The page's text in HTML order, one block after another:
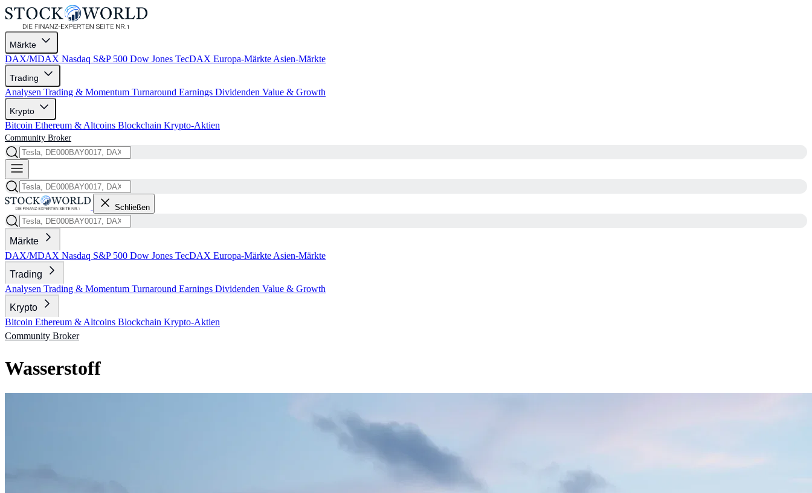
Märkte
DAX/MDAX Nasdaq S&P 500 Dow Jones TecDAX Europa-Märkte Asien-Märkte
Trading
Analysen Trading & Momentum Turnaround Earnings Dividenden Value & Growth
Krypto
Bitcoin Ethereum & Altcoins Blockchain Krypto-Aktien
Community Broker
Schließen
Märkte
DAX/MDAX Nasdaq S&P 500 Dow Jones TecDAX Europa-Märkte Asien-Märkte
Trading
Analysen Trading & Momentum Turnaround Earnings Dividenden Value & Growth
Krypto
Bitcoin Ethereum & Altcoins Blockchain Krypto-Aktien
Community Broker
Wasserstoff